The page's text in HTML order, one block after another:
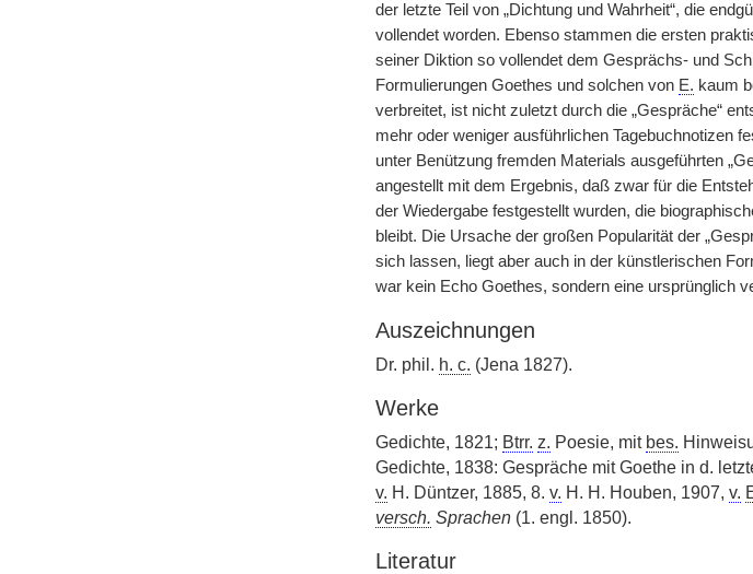
der letzte Teil von „Dichtung und Wahrheit“, die
vollendet worden. Ebenso stammen die ersten
seiner Diktion so vollendet dem Gesprächs- und
Formulierungen Goethes und solchen von E. kaum
verbreitet, ist nicht zuletzt durch die „Gespräche“
mehr oder weniger ausführlichen Tagebuchnotizen
unter Benützung fremden Materials ausgeführten
angestellt mit dem Ergebnis, daß zwar für die
der Wiedergabe festgestellt wurden, die
bleibt. Die Ursache der großen Popularität der
sich lassen, liegt aber auch in der künstlerischen
war kein Echo Goethes, sondern eine ursprünglich
Auszeichnungen
Dr. phil. h. c. (Jena 1827).
Werke
Gedichte, 1821; Btrr. z. Poesie, mit bes.
Gedichte, 1838: Gespräche mit Goethe in d.
v. H. Düntzer, 1885, 8. v. H. H. Houben, 1907, v.
versch. Sprachen(1. engl. 1850).
Literatur